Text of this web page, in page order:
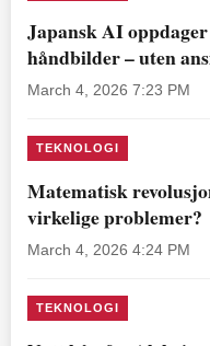
Japansk AI
håndbilder – uten
March 4, 2026 7:23 PM
TEKNOLOGI
Matematisk
virkelige problemer?
March 4, 2026 4:24 PM
TEKNOLOGI